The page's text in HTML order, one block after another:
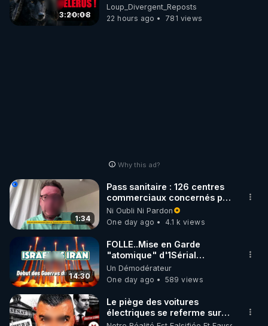
3:20:08
Divergent 2026.08.06
Loup_Divergent_Reposts
22 hours ago
781 views
Why this ad?
1:34
Pass sanitaire : 126 centres
commerciaux concernés par
l'obligation dans toute la
France
Ni Oubli Ni Pardon
One day ago
4.1 k views
14:30
FOLLE..Mise en Garde
"atomique" d'1Sérial
Lanceur d'ALERTES
combinant
"Théories"&"Faits
Accomplis"
Un Démodérateur
One day ago
589 views
Le piège des voitures
électriques se referme sur
les usagers !